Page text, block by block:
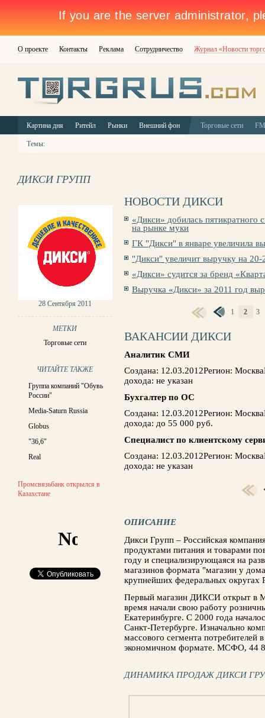
О проекте Контакты Реклама Сотрудничество Журнал «Новости
Картина дня Ритейл Рынки Внешний фон Торговые сети
Темы:
ДИКСИ ГРУПП
28 Сентября 2011
МЕТКИ
Торговые сети
ЧИТАЙТЕ ТАКЖЕ
Группа компаний "Обувь
России"
Media-Saturn Russia
Globus
"36,6"
Real
Промсвязьбанк открылся в
Казахстане
НОВОСТИ ДИКСИ
«Дикси» добилась пятикратного
на рынке муки
ГК "Дикси" в январе увеличила
"Дикси" увеличит выручку на 20-
«Дикси» судится за бренд
Выручка «Дикси» за 2011 год
1 2 3
ВАКАНСИИ ДИКСИ
Аналитик СМИ
Создана: 12.03.2012Регион:
дохода: не указан
Бухгалтер по ОС
Создана: 12.03.2012Регион:
дохода: до 55 000 руб.
Специалист по клиентскому
Создана: 12.03.2012Регион:
дохода: не указан
ОПИСАНИЕ
Дикси Групп – Российская
продуктами питания и товарами
году и специализирующаяся на
магазинов формата "магазин у
крупнейших федеральных округах
Первый магазин ДИКСИ открыт в
время начали свою работу
Екатеринбурге. С 2000 года
Санкт-Петербурге. Изначально
массового сегмента потребителей
экономичном формате. МСФО, 44
ДИНАМИКА ПРОДАЖ ДИКСИ